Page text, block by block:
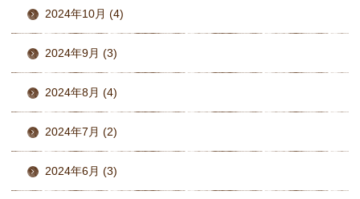
2024年10月 (4)
2024年9月 (3)
2024年8月 (4)
2024年7月 (2)
2024年6月 (3)